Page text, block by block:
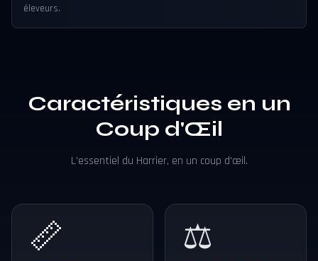
éleveurs.
Caractéristiques en un
Coup d'Œil
L'essentiel du Harrier, en un coup d'œil.
📏 ⚖️